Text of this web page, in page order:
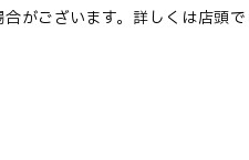
がございます。詳しくは店頭で